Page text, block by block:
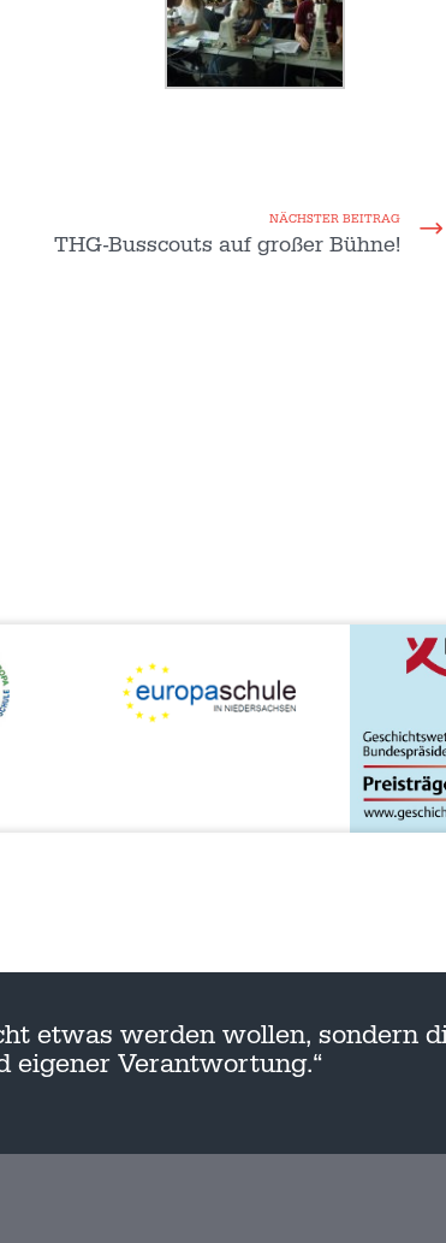
NÄCHSTER BEITRAG
THG-Busscouts auf großer Bühne!
etwas werden wollen, sondern
eigener Verantwortung.“